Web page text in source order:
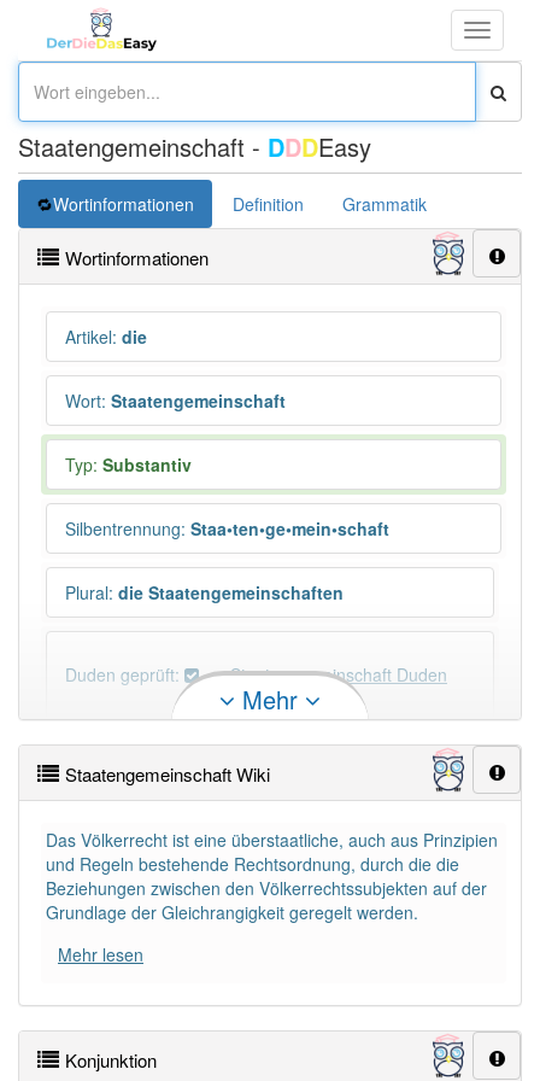
Toggle
Staatengemeinschaft - DDDEasy
Wortinformationen Definition Grammatik
Wortinformationen
Artikel: die
Wort: Staatengemeinschaft
Typ: Substantiv
Silbentrennung: Staa•ten•ge•mein•schaft
Plural: die Staatengemeinschaften
Duden geprüft: Staatengemeinschaft Duden
×
Wörter, die mit "-schaft" enden, haben fast immer
DER:13 Ausnahmen Beispiele
DIE: 879
PowerIndex:
Mehr
Staatengemeinschaft Wiki
Das Völkerrecht ist eine überstaatliche, auch aus Prinzipien
und Regeln bestehende Rechtsordnung, durch die die
Beziehungen zwischen den Völkerrechtssubjekten auf der
Grundlage der Gleichrangigkeit geregelt werden.
Mehr lesen
Konjunktion